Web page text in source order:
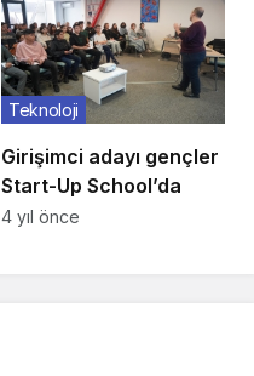
Girişimci adayı gençler
Start-Up School’da
Teknoloji
4 yıl önce